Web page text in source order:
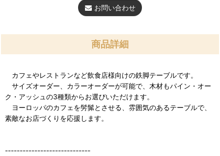
お問い合わせ
商品詳細
カフェやレストランなど飲食店様向けの鉄脚テーブルです。
サイズオーダー、カラーオーダーが可能で、木材もパイン・オー
ク・アッシュの3種類からお選びいただけます。
ヨーロッパのカフェを髣髴とさせる、雰囲気のあるテーブルで、
素敵なお店づくりを応援します。
-----------------------------